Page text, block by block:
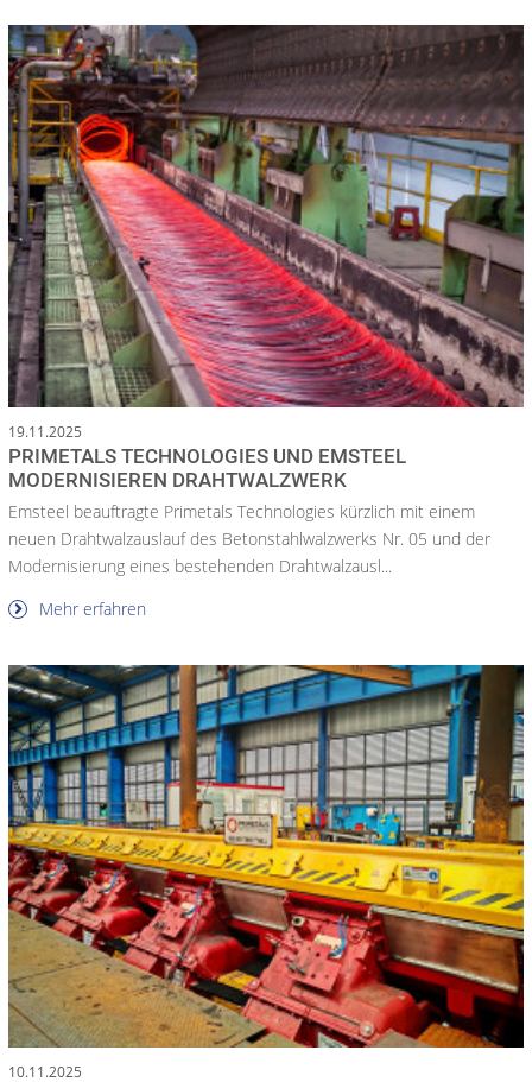
19.11.2025
PRIMETALS TECHNOLOGIES UND EMSTEEL
MODERNISIEREN DRAHTWALZWERK
Emsteel beauftragte Primetals Technologies kürzlich mit einem
neuen Drahtwalzauslauf des Betonstahlwalzwerks Nr. 05 und der
Modernisierung eines bestehenden Drahtwalzausl...
Mehr erfahren
10.11.2025